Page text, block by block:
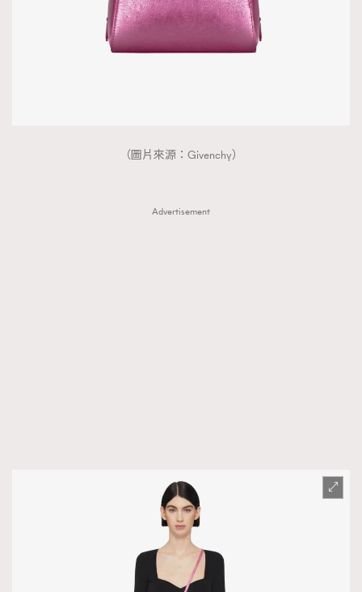
（圖片來源：Givenchy）
Advertisement